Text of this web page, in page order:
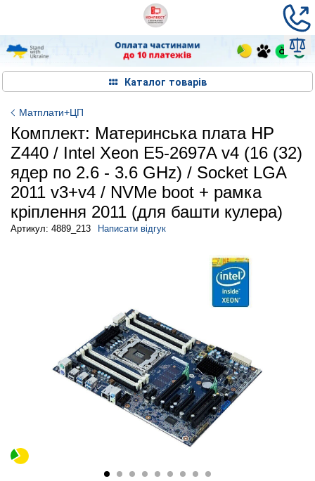
Каталог товарів
Матплати+ЦП
Комплект: Материнська плата HP
Z440 / Intel Xeon E5-2697A v4 (16 (32)
ядер по 2.6 - 3.6 GHz) / Socket LGA
2011 v3+v4 / NVMe boot + рамка
кріплення 2011 (для башти кулера)
Артикул: 4889_213 Написати відгук